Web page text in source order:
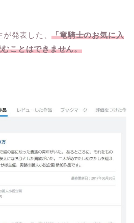
が発表した、「竜騎士のお気に入
ことはできません。